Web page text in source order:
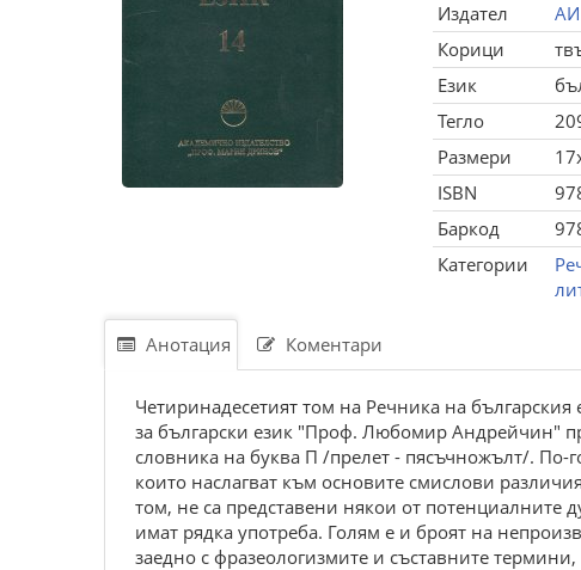
Издател
Корици
Език
Тегло
Размери
ISBN
Баркод
Категории
Анотация Коментари
Четиринадесетият том на Речника на българския
за български език "Проф. Любомир Андрейчин"
словника на буква П /прелет - пясъчножълт/. По-
които наслагват към основите смислови
том, не са представени някои от потенциалните
имат рядка употреба. Голям е и броят на
заедно с фразеологизмите и съставните термини,